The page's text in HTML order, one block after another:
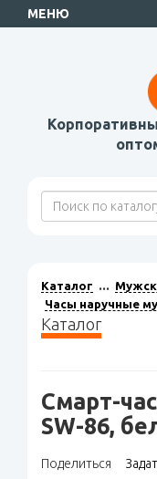
МЕНЮ
Каталог
Часы наручные
Каталог
Смарт-
SW-86,
Поделиться